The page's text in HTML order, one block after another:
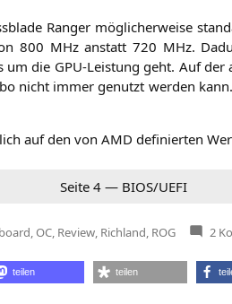
Ran­ger mög­li­cher­wei­se
800 MHz anstatt 720 MHz.
die GPU-Leis­tung geht. Auf
nicht immer genutzt wer­den
auf den von AMD defi­nier­ten
Sei­te 4 — BIOS/UEFI
OC Review Richland ROG 2
teilen teilen